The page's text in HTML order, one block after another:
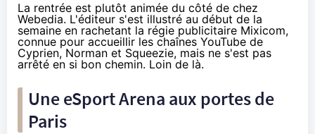
La rentrée est plutôt animée du côté de chez
Webedia. L'éditeur s'est illustré au début de la
semaine en rachetant la régie publicitaire Mixicom,
connue pour accueillir les chaînes YouTube de
Cyprien, Norman et Squeezie, mais ne s'est pas
arrêté en si bon chemin. Loin de là.
Une eSport Arena aux portes de
Paris